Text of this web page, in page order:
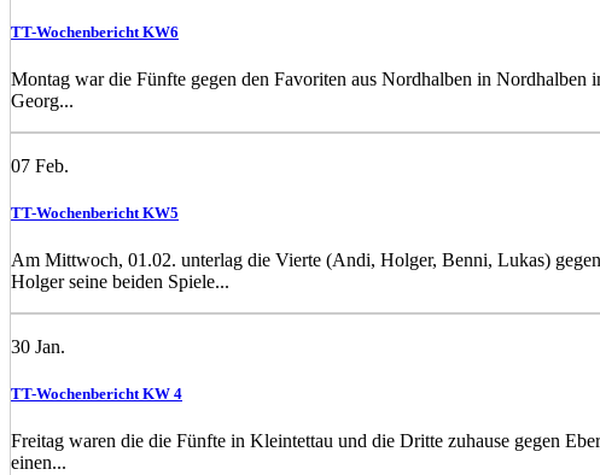
TT-Wochenbericht KW6
Montag war die Fünfte gegen den Favoriten aus Nordhalben in
Georg...
07 Feb.
TT-Wochenbericht KW5
Am Mittwoch, 01.02. unterlag die Vierte (Andi, Holger, Benni, Lukas)
Holger seine beiden Spiele...
30 Jan.
TT-Wochenbericht KW 4
Freitag waren die die Fünfte in Kleintettau und die Dritte zuhause gegen
einen...